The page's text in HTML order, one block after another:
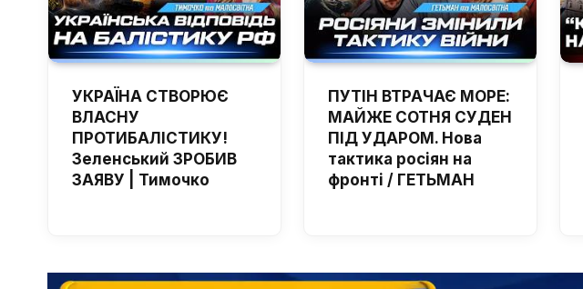
УКРАЇНА СТВОРЮЄ
ВЛАСНУ
ПРОТИБАЛІСТИКУ!
Зеленський ЗРОБИВ
ЗАЯВУ | Тимочко
ПУТІН ВТРАЧАЄ МОРЕ:
МАЙЖЕ СОТНЯ СУДЕН
ПІД УДАРОМ. Нова
тактика росіян на
фронті / ГЕТЬМАН